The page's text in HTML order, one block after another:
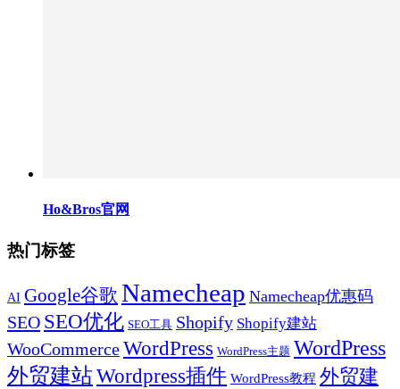
Ho&Bros官网
热门标签
AI Google谷歌 Namecheap Namecheap优惠码
SEO SEO优化 SEO工具 Shopify Shopify建站
WooCommerceWordPress WordPress主题 WordPress
外贸建站Wordpress插件 WordPress教程 外贸建